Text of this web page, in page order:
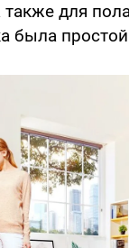
для
была